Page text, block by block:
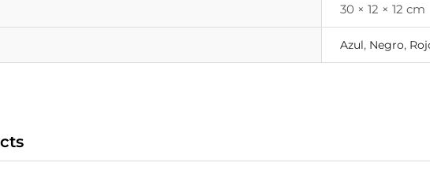
30 × 12 × 12 cm
Azul, Negro,